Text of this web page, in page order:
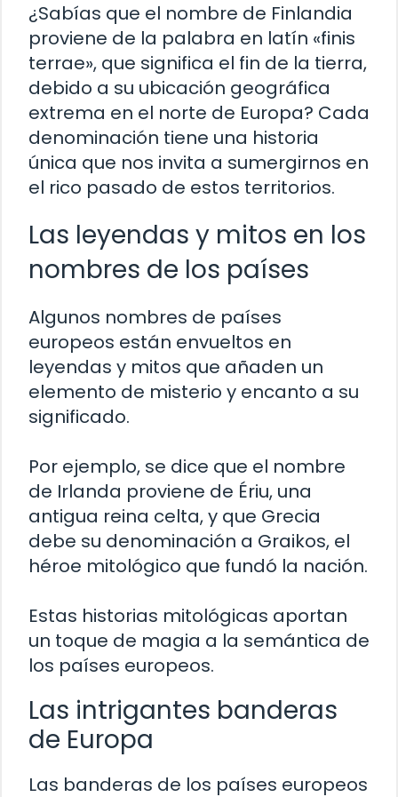
¿Sabías que el nombre de Finlandia
proviene de la palabra en latín «finis
terrae», que significa el fin de la tierra,
debido a su ubicación geográfica
extrema en el norte de Europa? Cada
denominación tiene una historia
única que nos invita a sumergirnos en
el rico pasado de estos territorios.
Las leyendas y mitos en los
nombres de los países
Algunos nombres de países
europeos están envueltos en
leyendas y mitos que añaden un
elemento de misterio y encanto a su
significado.
Por ejemplo, se dice que el nombre
de Irlanda proviene de Ériu, una
antigua reina celta, y que Grecia
debe su denominación a Graikos, el
héroe mitológico que fundó la nación.
Estas historias mitológicas aportan
un toque de magia a la semántica de
los países europeos.
Las intrigantes banderas
de Europa
Las banderas de los países europeos